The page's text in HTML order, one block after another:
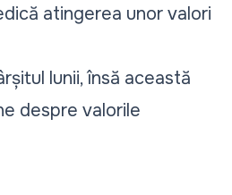
atingerea unor valori
lunii, însă această
despre valorile